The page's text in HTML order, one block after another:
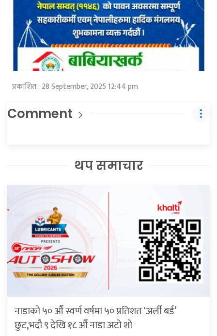
प्रकाशित : 28 September, 2025 12:44 pm
Comment
थप समाचार
नाडाको ५० औँ स्वर्ण वर्षमा ५० प्रतिशत ‘अर्ली बर्ड’
छुट,भदौ ९ देखि १८ औँ नाडा अटो शो